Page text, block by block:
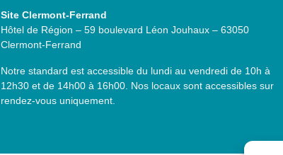
Site Clermont-Ferrand
Hôtel de Région – 59 boulevard Léon Jouhaux – 63050
Clermont-Ferrand
Notre standard est accessible du lundi au vendredi de 10h à
12h30 et de 14h00 à 16h00. Nos locaux sont accessibles sur
rendez-vous uniquement.